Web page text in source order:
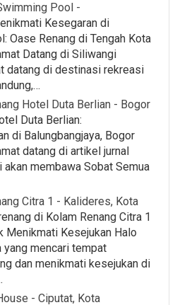
Pool -
Kesegaran di
Oase Renang di Tengah Kota
Datang di Siliwangi
datang di destinasi rekreasi
Hotel Duta Berlian - Bogor
Duta Berlian:
di Balungbangjaya, Bogor
datang di artikel jurnal
membawa Sobat Semua
Citra 1 - Kalideres, Kota
di Kolam Renang Citra 1
Menikmati Kesejukan Halo
yang mencari tempat
dan menikmati kesejukan di
- Ciputat, Kota